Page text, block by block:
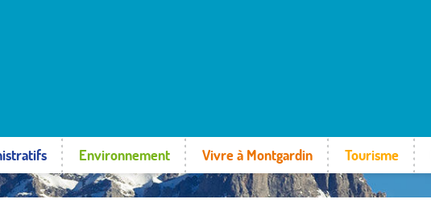
Environnement Vivre à Montgardin Tourisme